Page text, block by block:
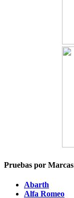
Pruebas por Marcas
Abarth
Alfa Romeo